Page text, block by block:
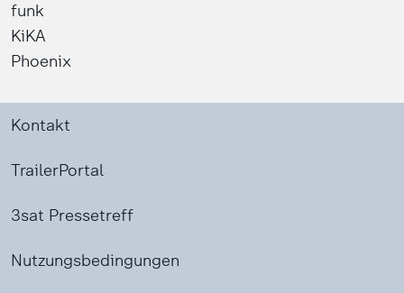
funk
KiKA
Phoenix
Kontakt
TrailerPortal
3sat Pressetreff
Nutzungsbedingungen